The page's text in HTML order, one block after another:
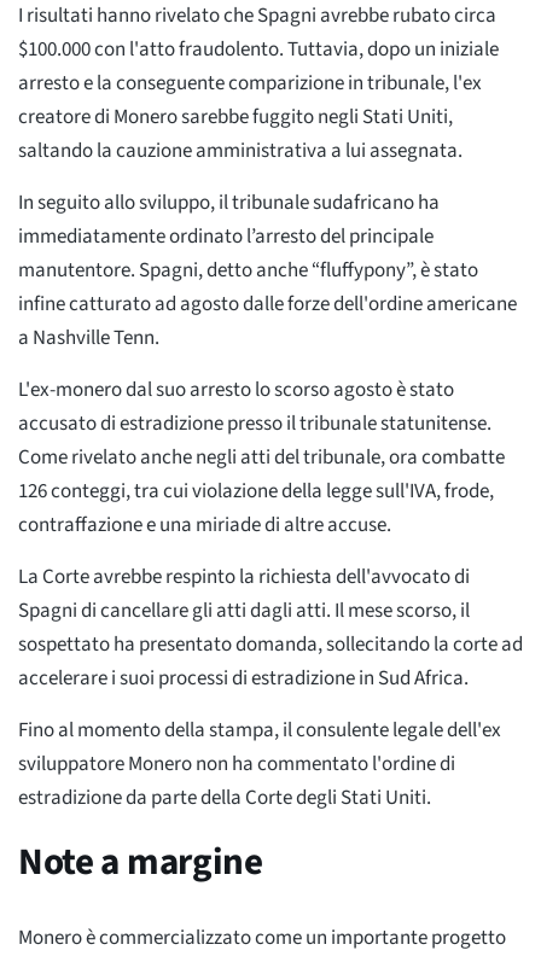
I risultati hanno rivelato che Spagni avrebbe rubato circa
$100.000 con l'atto fraudolento. Tuttavia, dopo un iniziale
arresto e la conseguente comparizione in tribunale, l'ex
creatore di Monero sarebbe fuggito negli Stati Uniti,
saltando la cauzione amministrativa a lui assegnata.
In seguito allo sviluppo, il tribunale sudafricano ha
immediatamente ordinato l’arresto del principale
manutentore. Spagni, detto anche “fluffypony”, è stato
infine catturato ad agosto dalle forze dell'ordine americane
a Nashville Tenn.
L'ex-monero dal suo arresto lo scorso agosto è stato
accusato di estradizione presso il tribunale statunitense.
Come rivelato anche negli atti del tribunale, ora combatte
126 conteggi, tra cui violazione della legge sull'IVA, frode,
contraffazione e una miriade di altre accuse.
La Corte avrebbe respinto la richiesta dell'avvocato di
Spagni di cancellare gli atti dagli atti. Il mese scorso, il
sospettato ha presentato domanda, sollecitando la corte ad
accelerare i suoi processi di estradizione in Sud Africa.
Fino al momento della stampa, il consulente legale dell'ex
sviluppatore Monero non ha commentato l'ordine di
estradizione da parte della Corte degli Stati Uniti.
Note a margine
Monero è commercializzato come un importante progetto